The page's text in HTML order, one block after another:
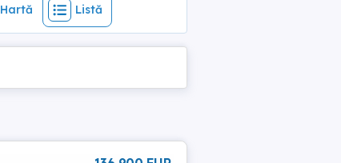
Hartă Listă